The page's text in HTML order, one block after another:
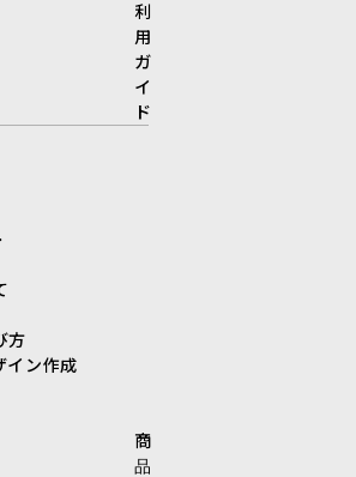
利
用
ガ
イ
ド
方
イン作成
商
品